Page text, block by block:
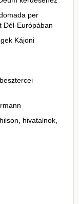
per
Dél-Európában
Kájoni
hivatalnok,